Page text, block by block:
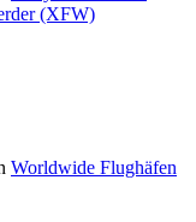
(XFW)
Worldwide Flughäfen